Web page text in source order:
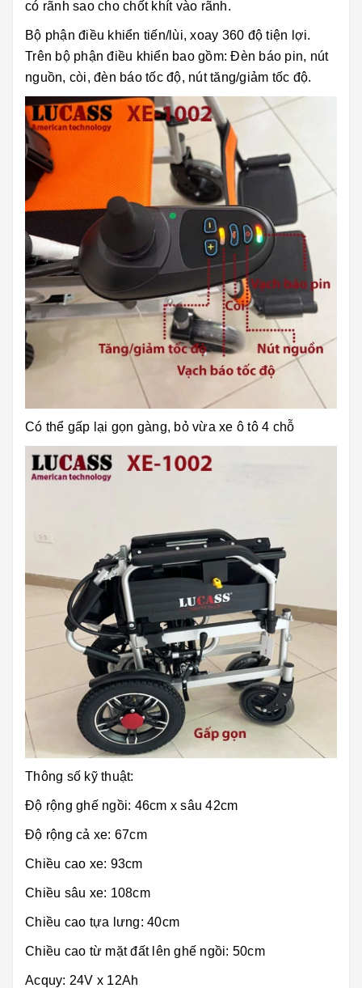
có rãnh sao cho chốt khít vào rãnh.
Bộ phận điều khiển tiến/lùi, xoay 360 độ tiện lợi.
Trên bộ phận điều khiển bao gồm: Đèn báo pin, nút
nguồn, còi, đèn báo tốc độ, nút tăng/giảm tốc độ.
Có thể gấp lại gọn gàng, bỏ vừa xe ô tô 4 chỗ
Thông số kỹ thuật:
Độ rộng ghế ngồi: 46cm x sâu 42cm
Độ rộng cả xe: 67cm
Chiều cao xe: 93cm
Chiều sâu xe: 108cm
Chiều cao tựa lưng: 40cm
Chiều cao từ mặt đất lên ghế ngồi: 50cm
Acquy: 24V x 12Ah